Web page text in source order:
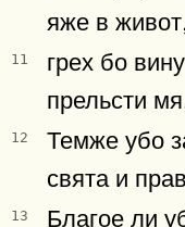
яже в
11
грех бо
прельсти
12
Темже убо
свята и
13
Благое ли